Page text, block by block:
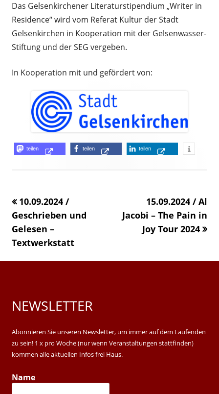
Das Gelsenkirchener Literaturstipendium „Writer in
Residence“ wird vom Referat Kultur der Stadt
Gelsenkirchen in Kooperation mit der Gelsenwasser-
Stiftung und der SEG vergeben.
In Kooperation mit und gefördert von:
teilen
Opens
window
teilen
Opens
teilen
Opens
windownew
10.09.2024 /
Geschrieben und
Gelesen –
Textwerkstatt
15.09.2024 / Al
Jacobi – The Pain in
Joy Tour 2024
Main
Sidebar
NEWSLETTER
Abonnieren Sie unseren Newsletter, um immer auf dem Laufenden
zu sein! 1 x pro Woche (nur wenn Veranstaltungen stattfinden)
kommen alle aktuellen Infos frei Haus.
Name